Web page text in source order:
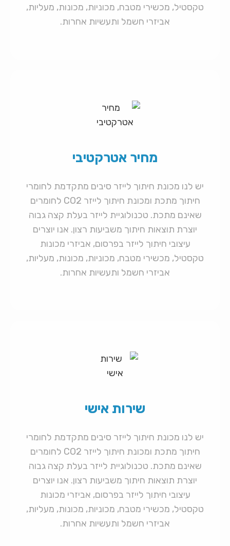
טקסטיל, מכשירי מטבח, מכוניות, מכונות, מעליות,
אביזרי חשמל ותעשיות אחרות.
מחיר אטרקטיבי
יש לנו מכונת חיתוך לייזר סיבים מתקדמת לחומרי
חיתוך מתכת ומכונת חיתוך לייזר CO2 לחומרים
שאינם מתכת. טכנולוגיית לייזר בעלת קצה גבוה
יוצרת תוצאות חיתוך משביעות רצון. אנו יוצרים
עיצובי חיתוך לייזר בפרסום, אביזרי מכונות
טקסטיל, מכשירי מטבח, מכוניות, מכונות, מעליות,
אביזרי חשמל ותעשיות אחרות.
שירות אישי
יש לנו מכונת חיתוך לייזר סיבים מתקדמת לחומרי
חיתוך מתכת ומכונת חיתוך לייזר CO2 לחומרים
שאינם מתכת. טכנולוגיית לייזר בעלת קצה גבוה
יוצרת תוצאות חיתוך משביעות רצון. אנו יוצרים
עיצובי חיתוך לייזר בפרסום, אביזרי מכונות
טקסטיל, מכשירי מטבח, מכוניות, מכונות, מעליות,
אביזרי חשמל ותעשיות אחרות.